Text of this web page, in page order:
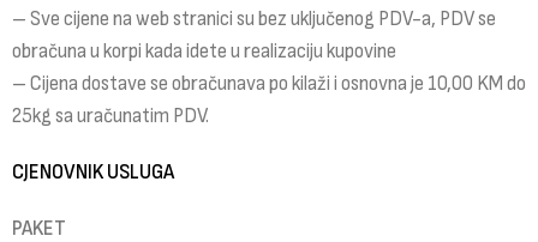
– Sve cijene na web stranici su bez uključenog PDV-a, PDV se
obračuna u korpi kada idete u realizaciju kupovine
– Cijena dostave se obračunava po kilaži i osnovna je 10,00 KM do
25kg sa uračunatim PDV.
CJENOVNIK USLUGA
PAKET